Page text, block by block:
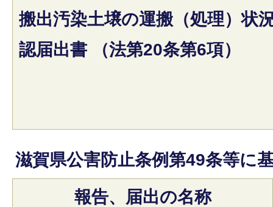
搬出汚染土壌の運搬（処理）状
認届出書 （法第20条第6項）
滋賀県公害防止条例第49条等に
報告、届出の名称